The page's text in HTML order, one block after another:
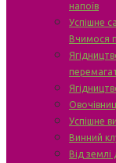
напоїв
Успішне
Вчимося
Успішне
Винний
Від землі